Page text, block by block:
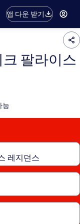
앱 다운 받기
팔라이스
능